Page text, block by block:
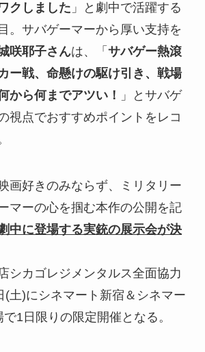
クしました 」と劇中で活躍する
。サバゲーマーから厚い支持を
咲耶子さんは、「 サバゲー熱滾
ー戦、命懸けの駆け引き、戦場
から何までアツい！
」とサバゲ
視点でおすすめポイントをレコ
画好きのみならず、ミリタリー
マーの心を掴む本作の公開を記
中に登場する実銃の展示会が決
シカゴレジメンタルス全面協力
(土)にシネマート新宿＆シネマー
で1日限りの限定開催となる。